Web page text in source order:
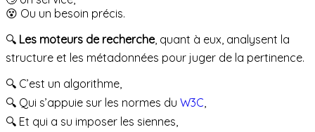
😵 Ou un besoin précis.
🔍 Les moteurs de recherche, quant à eux, analysent la
structure et les métadonnées pour juger de la pertinence.
🔍 C’est un algorithme,
🔍 Qui s’appuie sur les normes du W3C
🔍 Et qui a su imposer les siennes,